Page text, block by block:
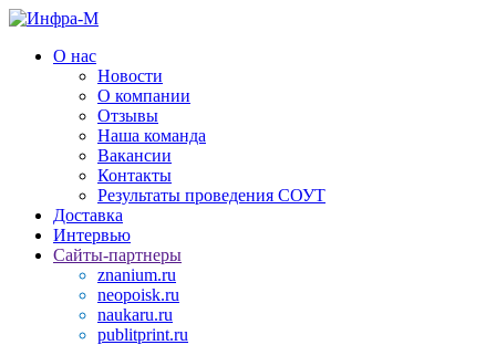
О нас
Новости
О компании
Отзывы
Наша команда
Вакансии
Контакты
Результаты проведения СОУТ
Доставка
Интервью
Сайты-партнеры
znanium.ru
neopoisk.ru
naukaru.ru
publitprint.ru